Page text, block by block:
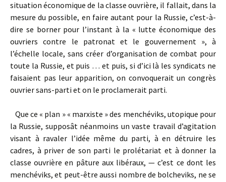
situation économique de la classe ouvrière, il fallait, dans la
mesure du possible, en faire autant pour la Russie, c’est-à-
dire se borner pour l’instant à la « lutte économique des
ouvriers contre le patronat et le gouvernement », à
l’échelle locale, sans créer d’organisation de combat pour
toute la Russie, et puis … et puis, si d’ici là les syndicats ne
faisaient pas leur apparition, on convoquerait un congrès
ouvrier sans-parti et on le proclamerait parti.
Que ce « plan » « marxiste » des menchéviks, utopique pour
la Russie, supposât néanmoins un vaste travail d’agitation
visant à ravaler l’idée même du parti, à en détruire les
cadres, à priver de son parti le prolétariat et à donner la
classe ouvrière en pâture aux libéraux, — c’est ce dont les
menchéviks, et peut-être aussi nombre de bolcheviks, ne se